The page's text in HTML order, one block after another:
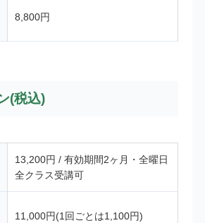
8,800円
(税込)
13,200円 / 有効期間2ヶ月・全曜日
全クラス受講可
11,000円(1回ごとは1,100円)